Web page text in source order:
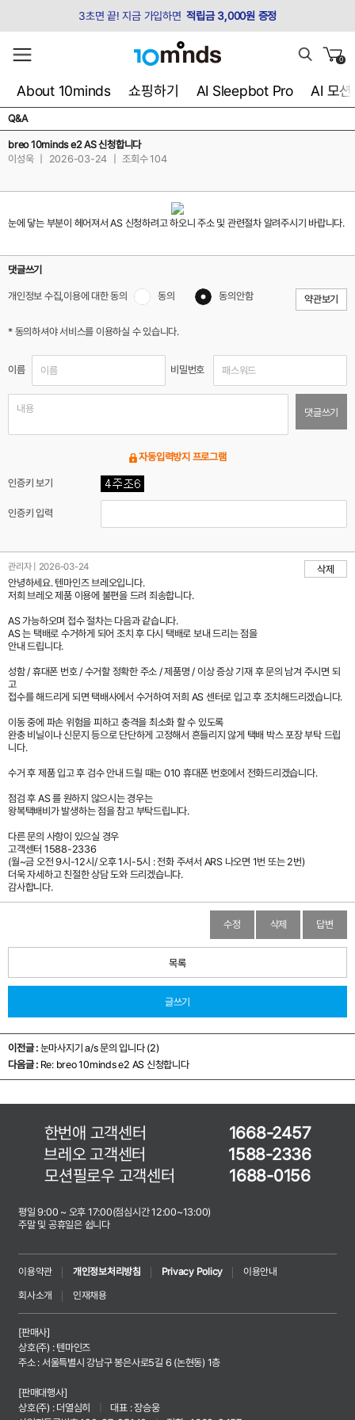
3초면 끝! 지금 가입하면 적립금 3,000원 증정
0
About 10minds 쇼핑하기 AI Sleepbot Pro AI 모션
Q&A
breo 10minds e2 AS 신청합니다
이성욱
2026-03-24 조회수 104
눈에 닿는 부분이 헤어져서 AS 신청하려고 하오니 주소 및 관련절차 알려주시기 바랍니다.
댓글쓰기
개인정보 수집,이용에 대한 동의 동의 동의안함 약관보기
* 동의하셔야 서비스를 이용하실 수 있습니다.
이름 비밀번호
댓글쓰기
자동입력방지 프로그램
인증키 보기
인증키 입력
관리자 | 2026-03-24
삭제
안녕하세요. 텐마인즈 브레오입니다.
저희 브레오 제품 이용에 불편을 드려 죄송합니다.
AS 가능하오며 접수 절차는 다음과 같습니다.
AS 는 택배로 수거하게 되어 조치 후 다시 택배로 보내 드리는 점을
안내 드립니다.
성함 / 휴대폰 번호 / 수거할 정확한 주소 / 제품명 / 이상 증상 기재 후 문의 남겨 주시면 되
고
접수를 해드리게 되면 택배사에서 수거하여 저희 AS 센터로 입고 후 조치해드리겠습니다.
이동 중에 파손 위험을 피하고 충격을 최소화 할 수 있도록
완충 비닐이나 신문지 등으로 단단하게 고정해서 흔들리지 않게 택배 박스 포장 부탁 드립
니다.
수거 후 제품 입고 후 검수 안내 드릴 때는 010 휴대폰 번호에서 전화드리겠습니다.
점검 후 AS 를 원하지 않으시는 경우는
왕복택배비가 발생하는 점을 참고 부탁드립니다.
다른 문의 사항이 있으실 경우
고객센터 1588-2336
(월~금 오전 9시-12시/ 오후 1시-5시 : 전화 주셔서 ARS 나오면 1번 또는 2번)
더욱 자세하고 친절한 상담 도와 드리겠습니다.
감사합니다.
수정 삭제 답변
목록
글쓰기
이전글 : 눈마사지기 a/s 문의 입니다 (2)
다음글 : Re: breo 10minds e2 AS 신청합니다
한번애 고객센터
1668-2457
브레오 고객센터
1588-2336
모션필로우 고객센터
1688-0156
평일 9:00 ~ 오후 17:00(점심시간 12:00~13:00)
주말 및 공휴일은 쉽니다
이용약관 개인정보처리방침 Privacy Policy
이용안내
회사소개
인재채용
[판매사]
상호(주) : 텐마인즈
주소 : 서울특별시 강남구 봉은사로5길 6 (논현동) 1층
[판매대행사]
상호(주) : 더열심히
대표 : 장승웅